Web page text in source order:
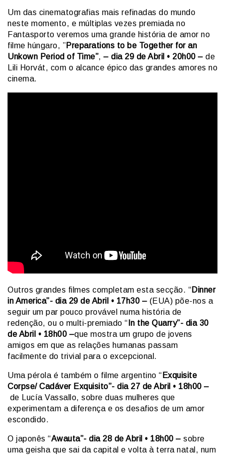
Um das cinematografias mais refinadas do mundo
neste momento, e múltiplas vezes premiada no
Fantasporto veremos uma grande história de amor no
filme húngaro, ” Preparations to be Together for an
Unkown Period of Time”, – dia 29 de Abril • 20h00 – de
Lili Horvát, com o alcance épico das grandes amores no
cinema.
Outros grandes filmes completam esta secção. “Dinner
in America”- dia 29 de Abril • 17h30 – (EUA) põe-nos a
seguir um par pouco provável numa história de
redenção, ou o multi-premiado “ In the Quarry”- dia 30
de Abril • 18h00 –que mostra um grupo de jovens
amigos em que as relações humanas passam
facilmente do trivial para o excepcional.
Uma pérola é também o filme argentino “ Exquisite
Corpse/ Cadáver Exquisito”- dia 27 de Abril • 18h00 –
de Lucía Vassallo, sobre duas mulheres que
experimentam a diferença e os desafios de um amor
escondido.
O japonês “Awauta”- dia 28 de Abril • 18h00 – sobre
uma geisha que sai da capital e volta à terra natal, num